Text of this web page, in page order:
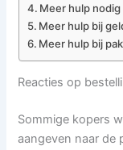
Meer hulp
Meer hulp bij
Meer hulp bij
Reacties op
Sommige kopers
aangeven naar de